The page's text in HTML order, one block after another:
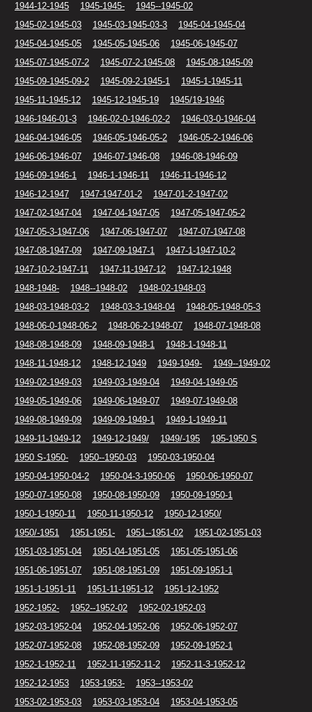
1944-12-1945
1945-1945-
1945--1945-02
1945-02-1945-03
1945-03-1945-03-3
1945-04-1945-04
1945-04-1945-05
1945-05-1945-06
1945-06-1945-07
1945-07-1945-07-2
1945-07-2-1945-08
1945-08-1945-09
1945-09-1945-09-2
1945-09-2-1945-1
1945-1-1945-11
1945-11-1945-12
1945-12-1945-19
1945/19-1946
1946-1946-01-3
1946-02-0-1946-02-2
1946-03-0-1946-04
1946-04-1946-05
1946-05-1946-05-2
1946-05-2-1946-06
1946-06-1946-07
1946-07-1946-08
1946-08-1946-09
1946-09-1946-1
1946-1-1946-11
1946-11-1946-12
1946-12-1947
1947-1947-01-2
1947-01-2-1947-02
1947-02-1947-04
1947-04-1947-05
1947-05-1947-05-2
1947-05-3-1947-06
1947-06-1947-07
1947-07-1947-08
1947-08-1947-09
1947-09-1947-1
1947-1-1947-10-2
1947-10-2-1947-11
1947-11-1947-12
1947-12-1948
1948-1948-
1948--1948-02
1948-02-1948-03
1948-03-1948-03-2
1948-03-3-1948-04
1948-05-1948-05-3
1948-06-0-1948-06-2
1948-06-2-1948-07
1948-07-1948-08
1948-08-1948-09
1948-09-1948-1
1948-1-1948-11
1948-11-1948-12
1948-12-1949 1949-1949-
1949--1949-02
1949-02-1949-03
1949-03-1949-04
1949-04-1949-05
1949-05-1949-06
1949-06-1949-07
1949-07-1949-08
1949-08-1949-09
1949-09-1949-1
1949-1-1949-11
1949-11-1949-12
1949-12-1949/ 1949/-195
195-1950 S
1950 S-1950-
1950--1950-03
1950-03-1950-04
1950-04-1950-04-2
1950-04-3-1950-06
1950-06-1950-07
1950-07-1950-08
1950-08-1950-09
1950-09-1950-1
1950-1-1950-11
1950-11-1950-12
1950-12-1950/
1950/-1951
1951-1951- 1951--1951-02
1951-02-1951-03
1951-03-1951-04
1951-04-1951-05
1951-05-1951-06
1951-06-1951-07
1951-08-1951-09
1951-09-1951-1
1951-1-1951-11
1951-11-1951-12
1951-12-1952
1952-1952-
1952--1952-02
1952-02-1952-03
1952-03-1952-04
1952-04-1952-06
1952-06-1952-07
1952-07-1952-08
1952-08-1952-09
1952-09-1952-1
1952-1-1952-11
1952-11-1952-11-2
1952-11-3-1952-12
1952-12-1953
1953-1953-
1953--1953-02
1953-02-1953-03
1953-03-1953-04 1953-04-1953-05